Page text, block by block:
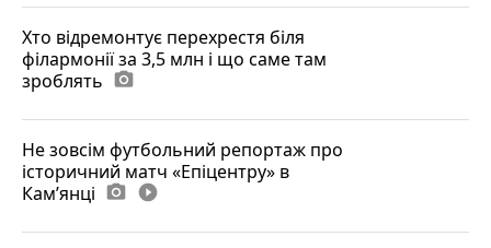
Хто відремонтує перехрестя біля
філармонії за 3,5 млн і що саме там
зроблять photo_camera
Не зовсім футбольний репортаж про
історичний матч «Епіцентру» в
Камʼянці photo_camera play_circle_filled